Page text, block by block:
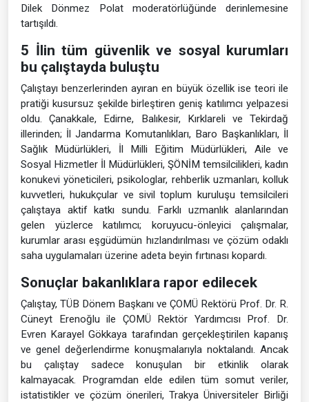
Dilek Dönmez Polat moderatörlüğünde derinlemesine
tartışıldı.
5 İlin tüm güvenlik ve sosyal kurumları
bu çalıştayda buluştu
Çalıştayı benzerlerinden ayıran en büyük özellik ise teori ile
pratiği kusursuz şekilde birleştiren geniş katılımcı yelpazesi
oldu. Çanakkale, Edirne, Balıkesir, Kırklareli ve Tekirdağ
illerinden; İl Jandarma Komutanlıkları, Baro Başkanlıkları, İl
Sağlık Müdürlükleri, İl Milli Eğitim Müdürlükleri, Aile ve
Sosyal Hizmetler İl Müdürlükleri, ŞÖNİM temsilcilikleri, kadın
konukevi yöneticileri, psikologlar, rehberlik uzmanları, kolluk
kuvvetleri, hukukçular ve sivil toplum kuruluşu temsilcileri
çalıştaya aktif katkı sundu. Farklı uzmanlık alanlarından
gelen yüzlerce katılımcı; koruyucu-önleyici çalışmalar,
kurumlar arası eşgüdümün hızlandırılması ve çözüm odaklı
saha uygulamaları üzerine adeta beyin fırtınası kopardı.
Sonuçlar bakanlıklara rapor edilecek
Çalıştay, TÜB Dönem Başkanı ve ÇOMÜ Rektörü Prof. Dr. R.
Cüneyt Erenoğlu ile ÇOMÜ Rektör Yardımcısı Prof. Dr.
Evren Karayel Gökkaya tarafından gerçekleştirilen kapanış
ve genel değerlendirme konuşmalarıyla noktalandı. Ancak
bu çalıştay sadece konuşulan bir etkinlik olarak
kalmayacak. Programdan elde edilen tüm somut veriler,
istatistikler ve çözüm önerileri, Trakya Üniversiteler Birliği